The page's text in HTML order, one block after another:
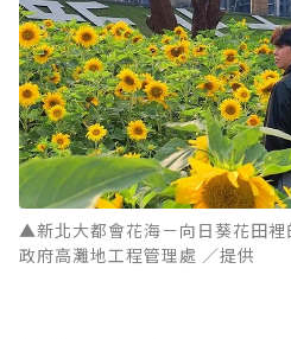
▲新北大都會花海－向日葵花田
政府高灘地工程管理處 ／提供